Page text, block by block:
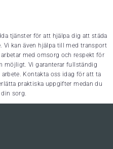
tjänster för att hjälpa dig att städa
Vi kan även hjälpa till med transport
med omsorg och respekt för
möjligt. Vi garanterar fullständig
Kontakta oss idag för att ta
praktiska uppgifter medan du
din sorg.